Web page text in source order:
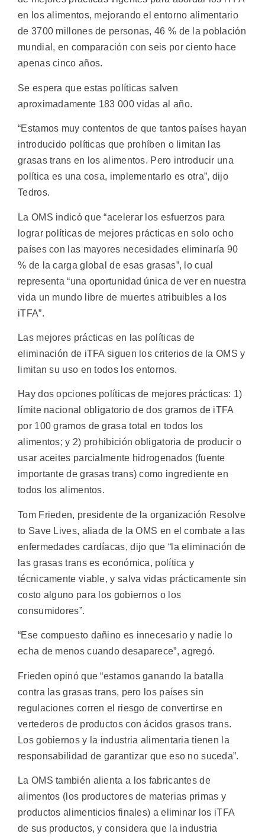
en los alimentos, mejorando el entorno alimentario
de 3700 millones de personas, 46 % de la población
mundial, en comparación con seis por ciento hace
apenas cinco años.
Se espera que estas políticas salven
aproximadamente 183 000 vidas al año.
“Estamos muy contentos de que tantos países hayan
introducido políticas que prohíben o limitan las
grasas trans en los alimentos. Pero introducir una
política es una cosa, implementarlo es otra”, dijo
Tedros.
La OMS indicó que “acelerar los esfuerzos para
lograr políticas de mejores prácticas en solo ocho
países con las mayores necesidades eliminaría 90
% de la carga global de esas grasas”, lo cual
representa “una oportunidad única de ver en nuestra
vida un mundo libre de muertes atribuibles a los
iTFA”.
Las mejores prácticas en las políticas de
eliminación de iTFA siguen los criterios de la OMS y
limitan su uso en todos los entornos.
Hay dos opciones políticas de mejores prácticas: 1)
límite nacional obligatorio de dos gramos de iTFA
por 100 gramos de grasa total en todos los
alimentos; y 2) prohibición obligatoria de producir o
usar aceites parcialmente hidrogenados (fuente
importante de grasas trans) como ingrediente en
todos los alimentos.
Tom Frieden, presidente de la organización Resolve
to Save Lives, aliada de la OMS en el combate a las
enfermedades cardíacas, dijo que “la eliminación de
las grasas trans es económica, política y
técnicamente viable, y salva vidas prácticamente sin
costo alguno para los gobiernos o los
consumidores”.
“Ese compuesto dañino es innecesario y nadie lo
echa de menos cuando desaparece”, agregó.
Frieden opinó que “estamos ganando la batalla
contra las grasas trans, pero los países sin
regulaciones corren el riesgo de convertirse en
vertederos de productos con ácidos grasos trans.
Los gobiernos y la industria alimentaria tienen la
responsabilidad de garantizar que eso no suceda”.
La OMS también alienta a los fabricantes de
alimentos (los productores de materias primas y
productos alimenticios finales) a eliminar los iTFA
de sus productos, y considera que la industria